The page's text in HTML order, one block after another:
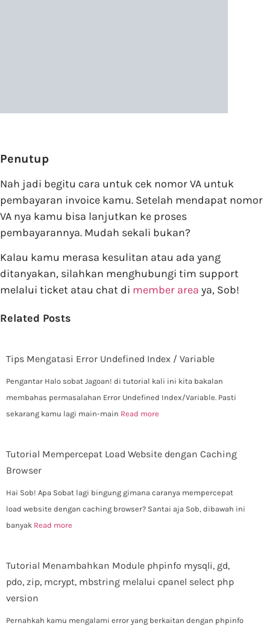
Penutup
Nah jadi begitu cara untuk cek nomor VA untuk
pembayaran invoice kamu. Setelah mendapat nomor
VA nya kamu bisa lanjutkan ke proses
pembayarannya. Mudah sekali bukan?
Kalau kamu merasa kesulitan atau ada yang
ditanyakan, silahkan menghubungi tim support
melalui ticket atau chat di member area ya, Sob!
Related Posts
Tips Mengatasi Error Undefined Index / Variable
Pengantar Halo sobat Jagoan! di tutorial kali ini kita bakalan
membahas permasalahan Error Undefined Index/Variable. Pasti
sekarang kamu lagi main-main Read more
Tutorial Mempercepat Load Website dengan Caching
Browser
Hai Sob! Apa Sobat lagi bingung gimana caranya mempercepat
load website dengan caching browser? Santai aja Sob, dibawah ini
banyak Read more
Tutorial Menambahkan Module phpinfo mysqli, gd,
pdo, zip, mcrypt, mbstring melalui cpanel select php
version
Pernahkah kamu mengalami error yang berkaitan dengan phpinfo